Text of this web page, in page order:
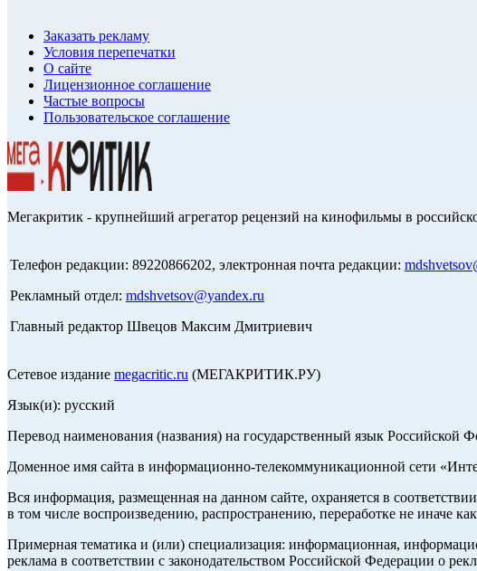
Заказать рекламу
Условия перепечатки
О сайте
Лицензионное соглашение
Частые вопросы
Пользовательское соглашение
Мегакритик - крупнейший агрегатор рецензий на кинофильмы в
Телефон редакции: 89220866202, электронная почта редакции:
Рекламный отдел: mdshvetsov@yandex.ru
Главный редактор Швецов Максим Дмитриевич
Сетевое издание megacritic.ru (МЕГАКРИТИК.РУ)
Язык(и): русский
Перевод наименования (названия) на государственный язык Российской
Доменное имя сайта в информационно-телекоммуникационной сети
Вся информация, размещенная на данном сайте, охраняется в
в том числе воспроизведению, распространению, переработке не иначе
Примерная тематика и (или) специализация: информационная,
реклама в соответствии с законодательством Российской Федерации о